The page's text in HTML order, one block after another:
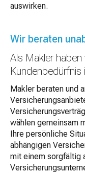
auswirken.
Wir beraten
Als Makler
Kundenbedürfnis
Makler beraten und
wählen gemeinsam
Ihre persönliche
abhängigen
mit einem sorgfältig